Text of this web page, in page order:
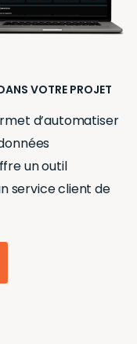
VOTRE PROJET
d’automatiser
un outil
service client de